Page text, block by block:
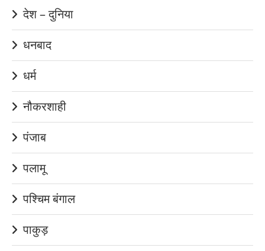
देश – दुनिया
धनबाद
धर्म
नौकरशाही
पंजाब
पलामू
पश्चिम बंगाल
पाकुड़